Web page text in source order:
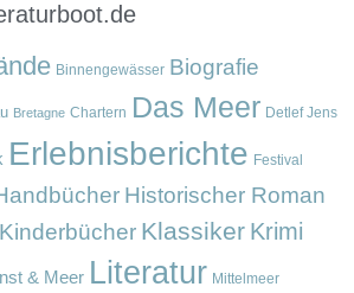
Binnengewässer Biografie
Bretagne Chartern Das Meer Detlef Jens
Erlebnisberichte Festival
Historischer Roman
Kinderbücher Klassiker Krimi
& Meer Literatur Mittelmeer